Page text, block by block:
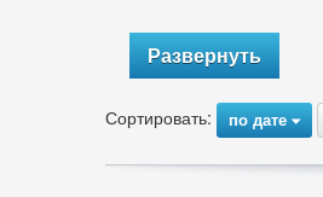
Развернуть
Сортировать: по дате{